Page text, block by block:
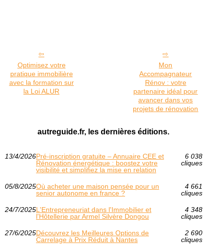
Optimisez votre
pratique immobilière
avec la formation sur
la Loi ALUR
Mon
Accompagnateur
Rénov : votre
partenaire idéal pour
avancer dans vos
projets de rénovation
autreguide.fr, les dernières éditions.
13/4/2026Pré-inscription gratuite – Annuaire CEE et
Rénovation énergétique : boostez votre
visibilité et simplifiez la mise en relation
6 038
cliques
05/8/2025Où acheter une maison pensée pour un
senior autonome en france ?
4 661
cliques
24/7/2025L'Entrepreneuriat dans l'Immobilier et
l'Hôtellerie par Armel Silvère Dongou
4 348
cliques
27/6/2025Découvrez les Meilleures Options de
Carrelage à Prix Réduit à Nantes
2 690
cliques